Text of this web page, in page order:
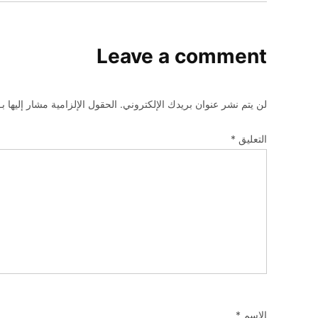
Leave a comment
لن يتم نشر عنوان بريدك الإلكتروني. الحقول الإلزامية مشار إليها بـ
التعليق *
الاسم *